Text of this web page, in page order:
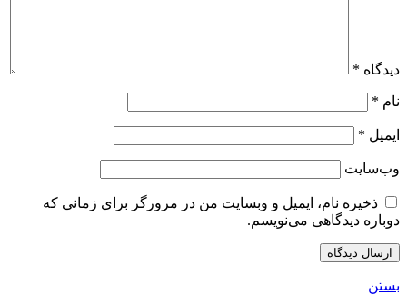
دیدگاه *
نام *
ایمیل *
وب‌سایت
ذخیره نام، ایمیل و وبسایت من در مرورگر برای زمانی که
دوباره دیدگاهی می‌نویسم.
بستن